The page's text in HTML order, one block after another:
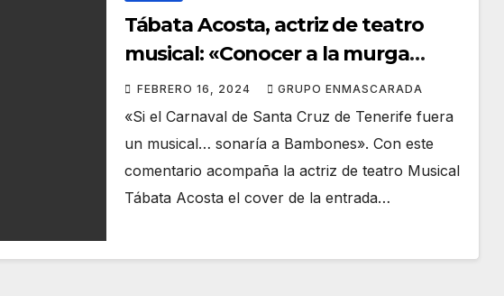
Tábata Acosta, actriz de teatro
musical: «Conocer a la murga
Bambones fue más importante
que si viniese Coldplay»
FEBRERO 16, 2024 GRUPO ENMASCARADA
«Si el Carnaval de Santa Cruz de Tenerife fuera
un musical… sonaría a Bambones». Con este
comentario acompaña la actriz de teatro Musical
Tábata Acosta el cover de la entrada…